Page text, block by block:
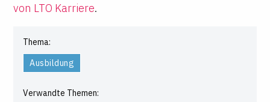
von LTO Karriere.
Thema:
Ausbildung
Verwandte Themen: